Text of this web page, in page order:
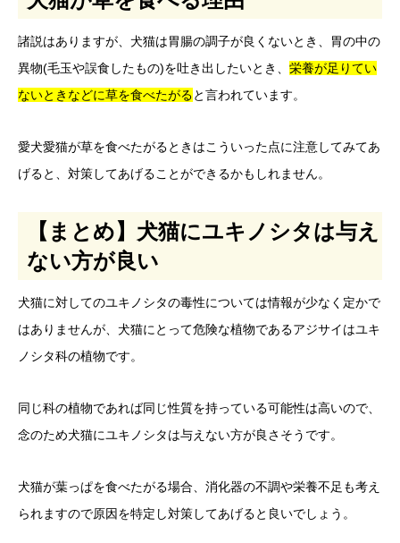
諸説はありますが、犬猫は胃腸の調子が良くないとき、胃の中の
異物(毛玉や誤食したもの)を吐き出したいとき、 栄養が足りてい
ないときなどに草を食べたがると言われています。
愛犬愛猫が草を食べたがるときはこういった点に注意してみてあ
げると、対策してあげることができるかもしれません。
【まとめ】犬猫にユキノシタは与え
ない方が良い
犬猫に対してのユキノシタの毒性については情報が少なく定かで
はありませんが、犬猫にとって危険な植物であるアジサイはユキ
ノシタ科の植物です。
同じ科の植物であれば同じ性質を持っている可能性は高いので、
念のため犬猫にユキノシタは与えない方が良さそうです。
犬猫が葉っぱを食べたがる場合、消化器の不調や栄養不足も考え
られますので原因を特定し対策してあげると良いでしょう。